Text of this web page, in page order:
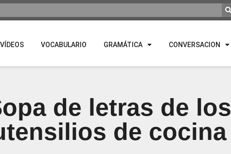
VÍDEOS VOCABULARIO GRAMÁTICA CONVERSACION
de letras de los
de cocina